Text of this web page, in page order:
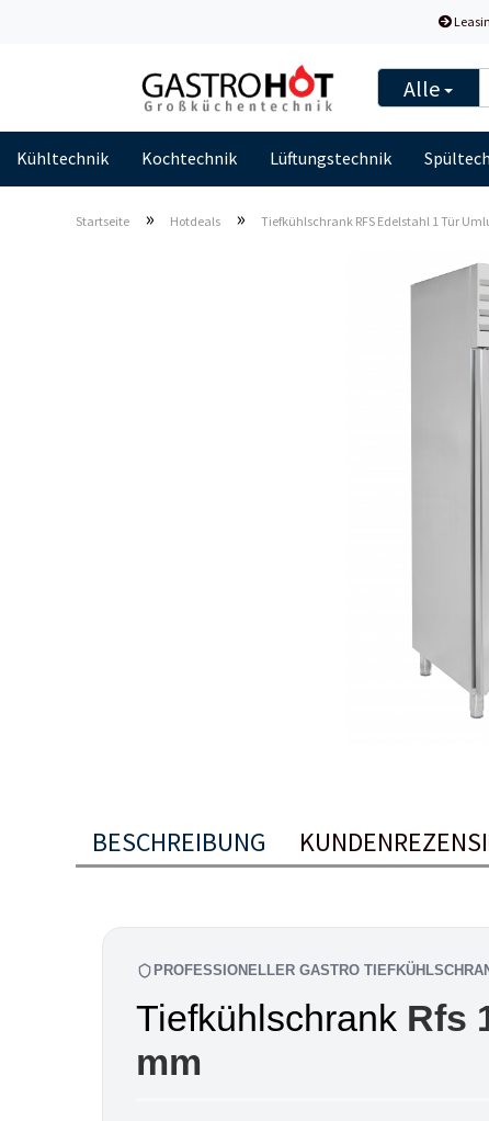
Alle
Kühltechnik Kochtechnik Lüftungstechnik
Startseite » Hotdeals » Tiefkühlschrank RFS Edelstahl 1 Tür
BESCHREIBUNG
PROFESSIONELLER GASTRO
Tiefkühlschrank Rfs
mm